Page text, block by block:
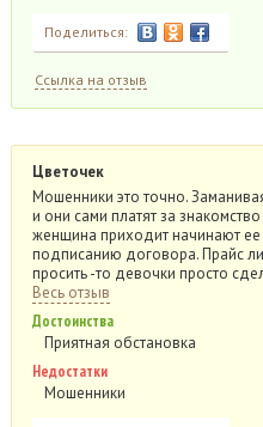
Поделиться:
Ссылка на отзыв
Цветочек
Мошенники это точно.
и они сами платят за
женщина приходит начинают ее
подписанию договора. Прайс
просить -то девочки просто
Весь отзыв
Достоинства
Приятная обстановка
Недостатки
Мошенники